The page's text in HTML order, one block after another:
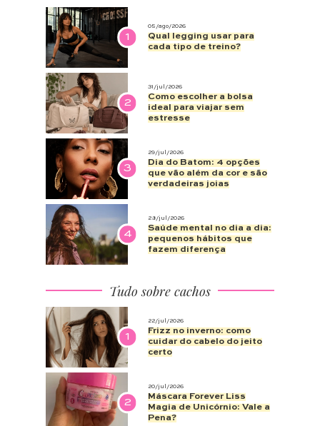
1
05/ago/2026
Qual legging usar para
cada tipo de treino?
2
31/jul/2026
Como escolher a bolsa
ideal para viajar sem
estresse
3
29/jul/2026
Dia do Batom: 4 opções
que vão além da cor e são
verdadeiras joias
4
28/jul/2026
Saúde mental no dia a dia:
pequenos hábitos que
fazem diferença
Tudo sobre cachos
1
22/jul/2026
Frizz no inverno: como
cuidar do cabelo do jeito
certo
2
20/jul/2026
Máscara Forever Liss
Magia de Unicórnio: Vale a
Pena?